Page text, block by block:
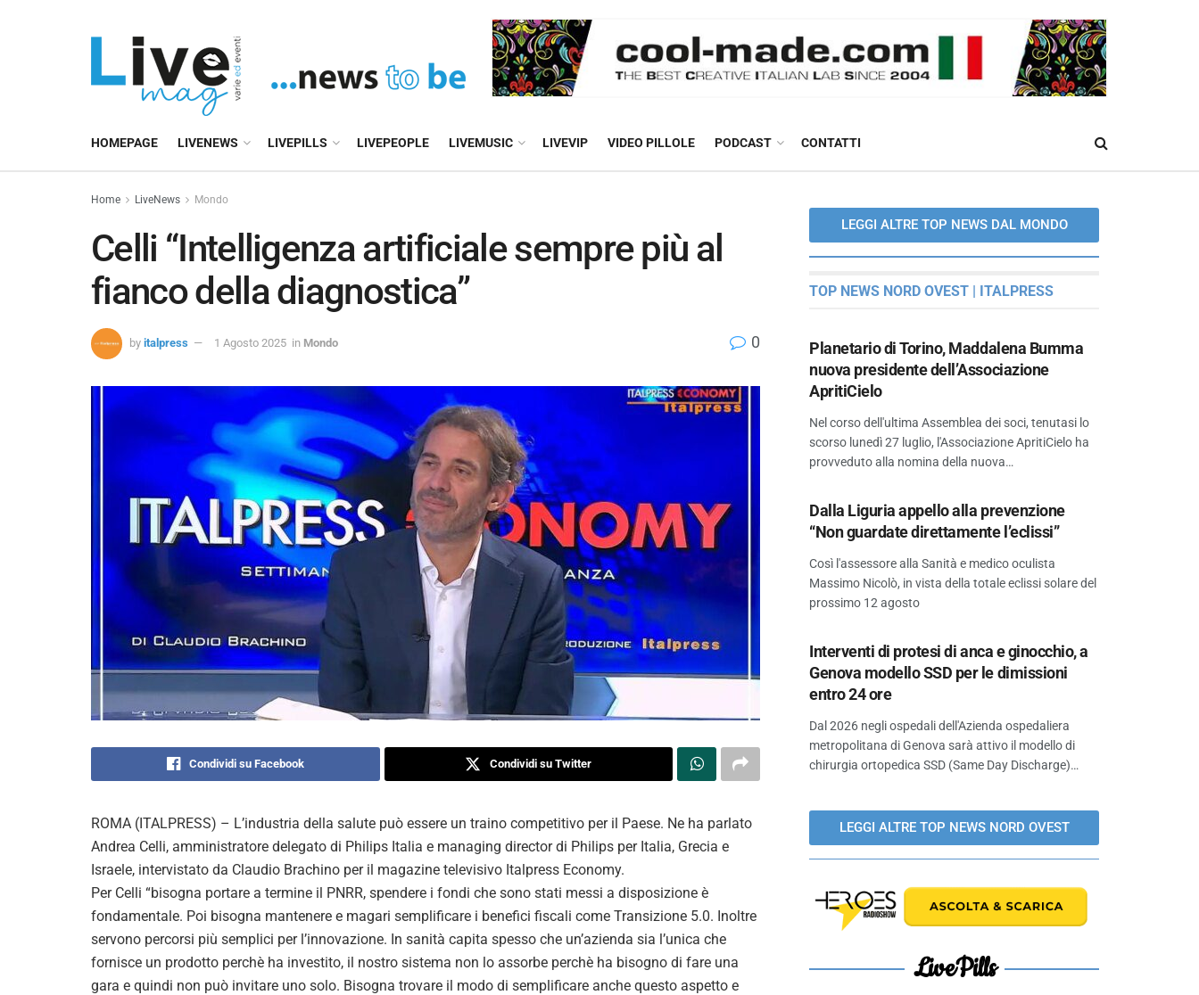
HOMEPAGE LIVENEWS LIVEPILLS LIVEPEOPLE LIVEMUSIC LIVEVIP VIDEO PILLOLE PODCAST CONTATTI
Home LiveNews Mondo
Celli “Intelligenza artificiale sempre più al
fianco della diagnostica”
by italpress 1 Agosto 2025 in Mondo 0
Condividi su Facebook Condividi su Twitter
ROMA (ITALPRESS) – L’industria della salute può essere un traino competitivo per il Paese. Ne ha parlato
Andrea Celli, amministratore delegato di Philips Italia e managing director di Philips per Italia, Grecia e
Israele, intervistato da Claudio Brachino per il magazine televisivo Italpress Economy.
Per Celli “bisogna portare a termine il PNRR, spendere i fondi che sono stati messi a disposizione è
fondamentale. Poi bisogna mantenere e magari semplificare i benefici fiscali come Transizione 5.0. Inoltre
servono percorsi più semplici per l’innovazione. In sanità capita spesso che un’azienda sia l’unica che
fornisce un prodotto perchè ha investito, il nostro sistema non lo assorbe perchè ha bisogno di fare una
gara e quindi non può invitare uno solo. Bisogna trovare il modo di semplificare anche questo aspetto e
LEGGI ALTRE TOP NEWS DAL MONDO
TOP NEWS NORD OVEST | ITALPRESS
Planetario di Torino, Maddalena Bumma
nuova presidente dell’Associazione
ApritiCielo
Nel corso dell'ultima Assemblea dei soci, tenutasi lo
scorso lunedì 27 luglio, l'Associazione ApritiCielo ha
provveduto alla nomina della nuova…
Dalla Liguria appello alla prevenzione
“Non guardate direttamente l’eclissi”
Così l'assessore alla Sanità e medico oculista
Massimo Nicolò, in vista della totale eclissi solare del
prossimo 12 agosto
Interventi di protesi di anca e ginocchio, a
Genova modello SSD per le dimissioni
entro 24 ore
Dal 2026 negli ospedali dell'Azienda ospedaliera
metropolitana di Genova sarà attivo il modello di
chirurgia ortopedica SSD (Same Day Discharge)…
LEGGI ALTRE TOP NEWS NORD OVEST
LivePills